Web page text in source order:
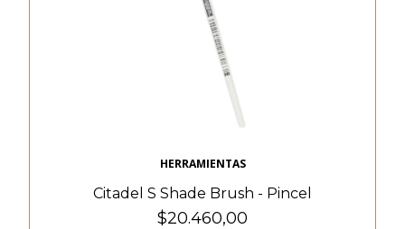
HERRAMIENTAS
Citadel S Shade Brush - Pincel
$20.460,00